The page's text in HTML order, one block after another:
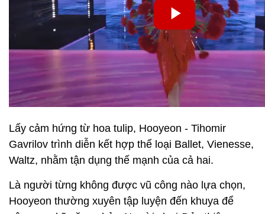
Lấy cảm hứng từ hoa tulip, Hooyeon - Tihomir
Gavrilov trình diễn kết hợp thể loại Ballet, Vienesse,
Waltz, nhằm tận dụng thế mạnh của cả hai.
Là người từng không được vũ công nào lựa chọn,
Hooyeon thường xuyên tập luyện đến khuya để